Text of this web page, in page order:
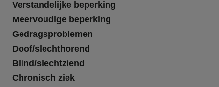
Verstandelijke beperking
Meervoudige beperking
Gedragsproblemen
Doof/slechthorend
Blind/slechtziend
Chronisch ziek